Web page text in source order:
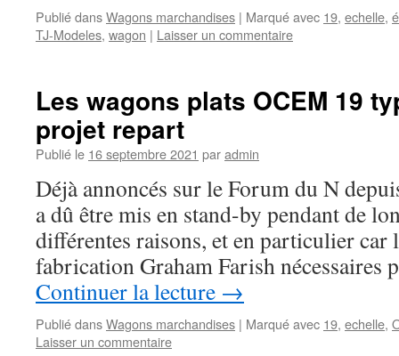
Publié dansWagons marchandises | Marqué avec 19, echelle,
TJ-Modeles, wagon | Laisser un commentaire
Les wagons plats OCEM 19
projet repart
Publié le 16 septembre 2021 paradmin
Déjà annoncés sur le Forum du N
a dû être mis en stand-by pendant de
différentes raisons, et en particulier car
fabrication Graham Farish nécessaires
Continuer la lecture →
Publié dansWagons marchandises | Marqué avec 19, echelle,
Laisser un commentaire